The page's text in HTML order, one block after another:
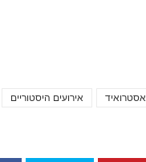
אירועים היסטוריים אסטרואיד